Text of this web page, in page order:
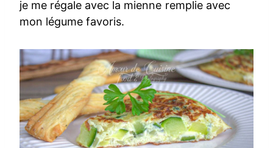
je me régale avec la mienne remplie avec
mon légume favoris.